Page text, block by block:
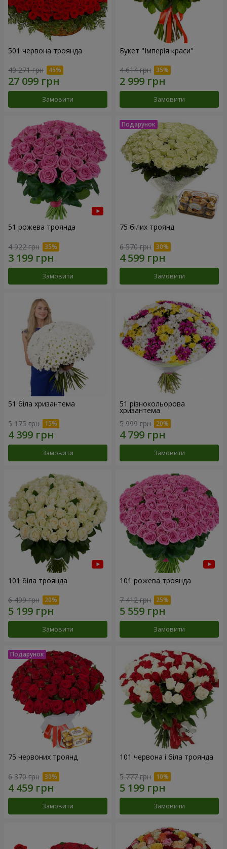
501 червона троянда
49 271 грн
Замовити
Букет "Імперія краси"
4 614 грн
Замовити
51 рожева троянда
4 922 грн
Замовити
75 білих троянд
6 570 грн
Замовити
51 біла хризантема
5 175 грн
Замовити
51 різнокольорова
хризантема
5 999 грн
Замовити
101 біла троянда
6 499 грн
Замовити
101 рожева троянда
7 412 грн
Замовити
75 червоних троянд
6 370 грн
Замовити
101 червона і біла троянда
5 777 грн
Замовити